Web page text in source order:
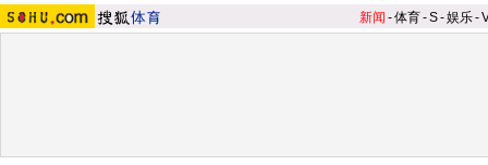
新闻 -体育-S-娱乐-